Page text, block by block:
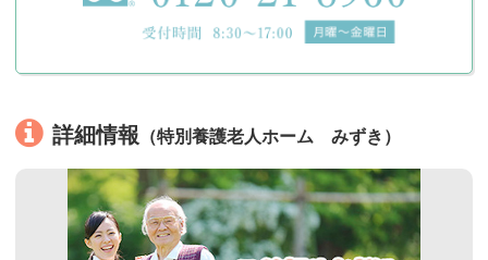
詳細情報 （特別養護老人ホーム みずき）